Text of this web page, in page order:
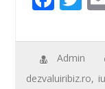
e
b
tt
er
Admin
dezvaluiribiz.ro,